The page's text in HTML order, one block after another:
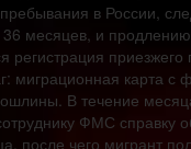
в России,
месяцев, и
регистрация
миграционная карта с
В течение
ФМС справку
после чего мигрант